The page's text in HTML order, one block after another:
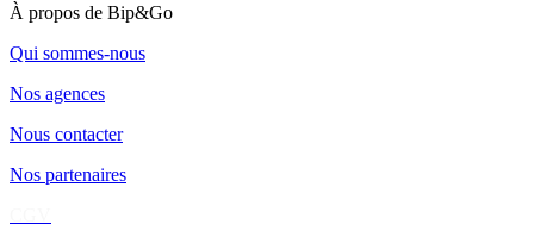
À propos de Bip&Go
Qui sommes-nous
Nos agences
Nous contacter
Nos partenaires